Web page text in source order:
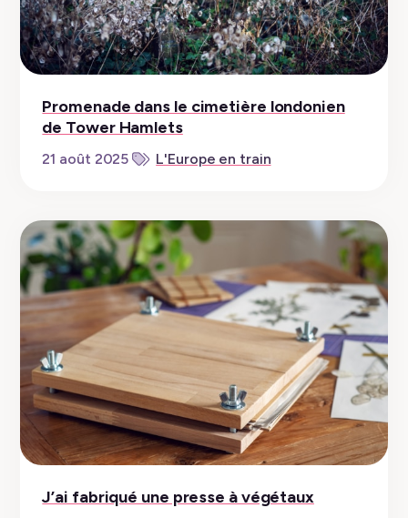
recettes
végétaliennes
Promenade dans le cimetière londonien
de Tower Hamlets
21 août 2025 L'Europe en train
J’ai fabriqué une presse à végétaux